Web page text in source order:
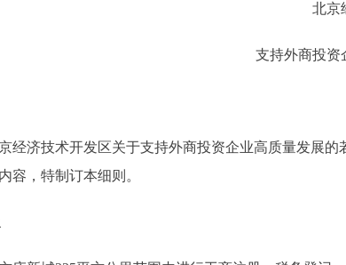
北京
支持外商投资
济技术开发区关于支持外商投资企业高质量发展的
容，特制订本细则。